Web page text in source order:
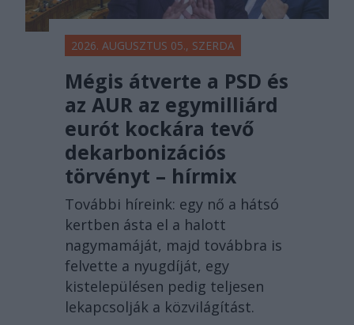
2026. AUGUSZTUS 05., SZERDA
Mégis átverte a PSD és
az AUR az egymilliárd
eurót kockára tevő
dekarbonizációs
törvényt – hírmix
További híreink: egy nő a hátsó
kertben ásta el a halott
nagymamáját, majd továbbra is
felvette a nyugdíját, egy
kistelepülésen pedig teljesen
lekapcsolják a közvilágítást.